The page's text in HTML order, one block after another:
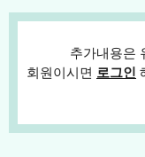
추가내용은
회원이시면 로그인